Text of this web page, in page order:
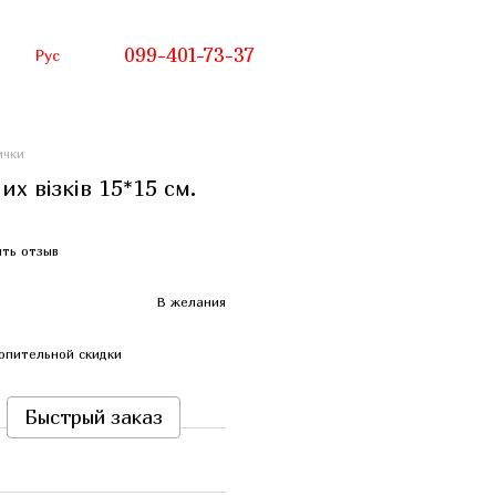
Рус 099-401-73-37
візків 15*15 см.
отзыв
В желания
скидки
Быстрый заказ